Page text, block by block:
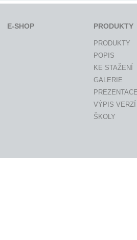
E-SHOP PRODUKTY
PRODUKTY
POPIS
KE STAŽENÍ
GALERIE
PREZENTACE
VÝPIS VERZÍ
ŠKOLY